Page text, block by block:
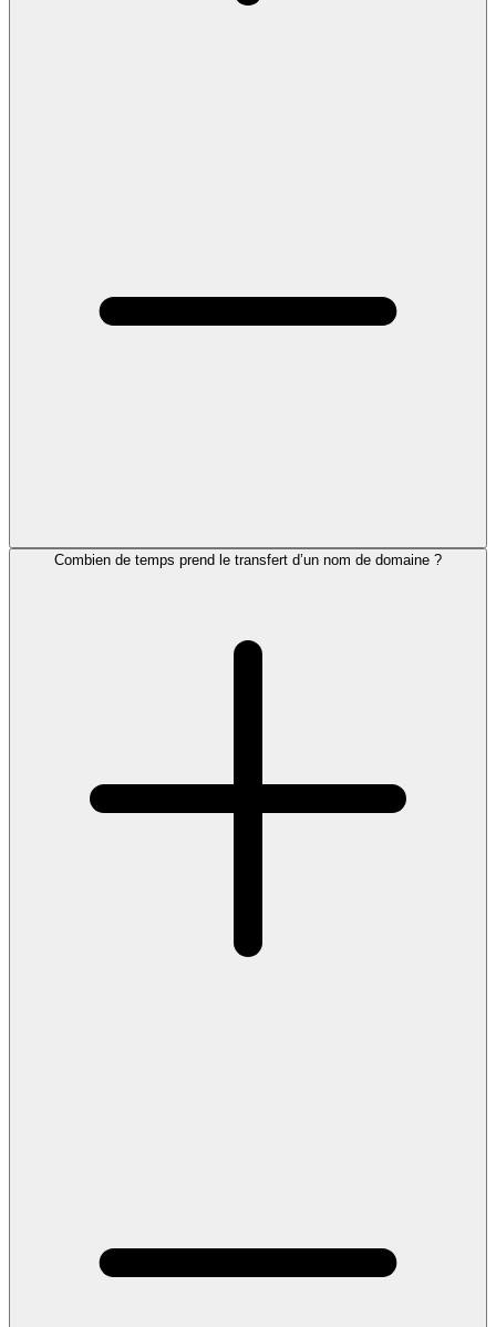
Combien de temps prend le transfert d’un nom de domaine ?